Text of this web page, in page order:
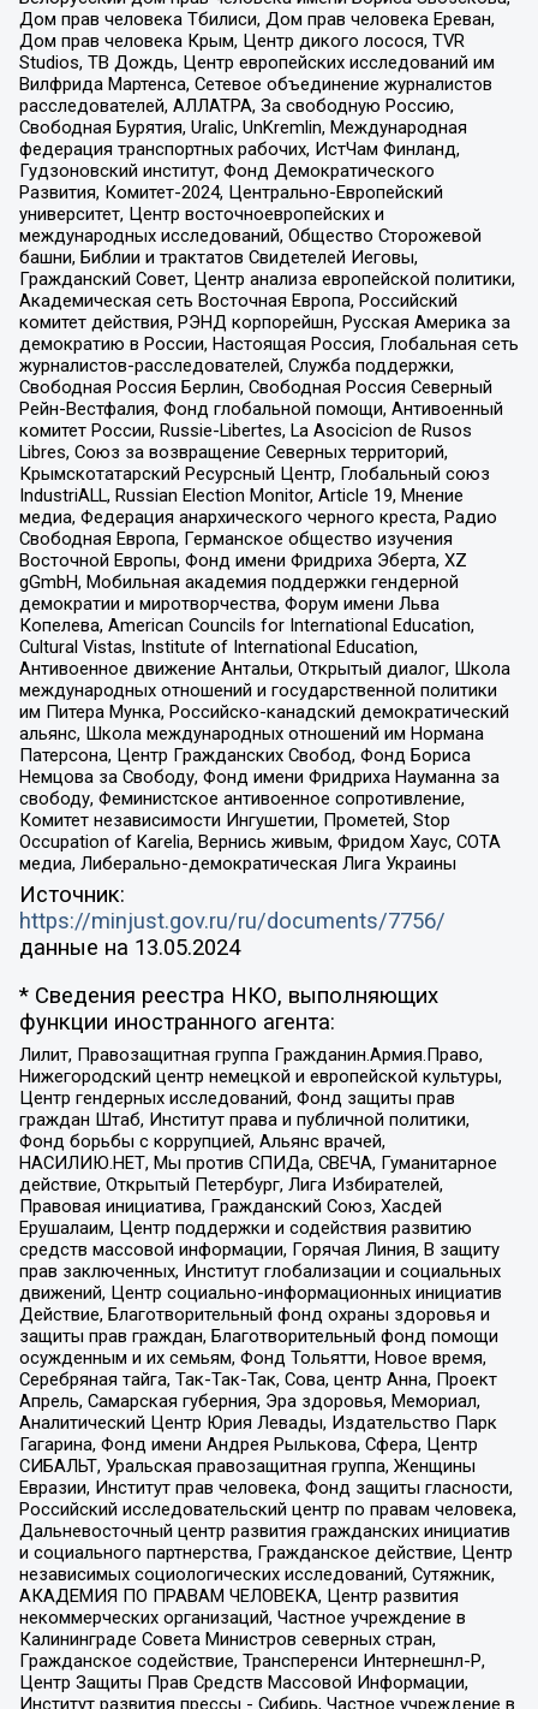
Дом прав человека Тбилиси, Дом прав человека Ереван,
Дом прав человека Крым, Центр дикого лосося, TVR
Studios, ТВ Дождь, Центр европейских исследований им
Вилфрида Мартенса, Сетевое объединение журналистов
расследователей, АЛЛАТРА, За свободную Россию,
Свободная Бурятия, Uralic, UnKremlin, Международная
федерация транспортных рабочих, ИстЧам Финланд,
Гудзоновский институт, Фонд Демократического
Развития, Комитет-2024, Центрально-Европейский
университет, Центр восточноевропейских и
международных исследований, Общество Сторожевой
башни, Библии и трактатов Свидетелей Иеговы,
Гражданский Совет, Центр анализа европейской политики,
Академическая сеть Восточная Европа, Российский
комитет действия, РЭНД корпорейшн, Русская Америка за
демократию в России, Настоящая Россия, Глобальная сеть
журналистов-расследователей, Служба поддержки,
Свободная Россия Берлин, Свободная Россия Северный
Рейн-Вестфалия, Фонд глобальной помощи, Антивоенный
комитет России, Russie-Libertes, La Asocicion de Rusos
Libres, Союз за возвращение Северных территорий,
Крымскотатарский Ресурсный Центр, Глобальный союз
IndustriALL, Russian Election Monitor, Article 19, Мнение
медиа, Федерация анархического черного креста, Радио
Свободная Европа, Германское общество изучения
Восточной Европы, Фонд имени Фридриха Эберта, XZ
gGmbH, Мобильная академия поддержки гендерной
демократии и миротворчества, Форум имени Льва
Копелева, American Councils for International Education,
Cultural Vistas, Institute of International Education,
Антивоенное движение Антальи, Открытый диалог, Школа
международных отношений и государственной политики
им Питера Мунка, Российско-канадский демократический
альянс, Школа международных отношений им Нормана
Патерсона, Центр Гражданских Свобод, Фонд Бориса
Немцова за Свободу, Фонд имени Фридриха Науманна за
свободу, Феминистское антивоенное сопротивление,
Комитет независимости Ингушетии, Прометей, Stop
Occupation of Karelia, Вернись живым, Фридом Хаус, СОТА
медиа, Либерально-демократическая Лига Украины
Источник:
https://minjust.gov.ru/ru/documents/7756/
данные на 13.05.2024
* Сведения реестра НКО, выполняющих
функции иностранного агента:
Лилит, Правозащитная группа Гражданин.Армия.Право,
Нижегородский центр немецкой и европейской культуры,
Центр гендерных исследований, Фонд защиты прав
граждан Штаб, Институт права и публичной политики,
Фонд борьбы с коррупцией, Альянс врачей,
НАСИЛИЮ.НЕТ, Мы против СПИДа, СВЕЧА, Гуманитарное
действие, Открытый Петербург, Лига Избирателей,
Правовая инициатива, Гражданский Союз, Хасдей
Ерушалаим, Центр поддержки и содействия развитию
средств массовой информации, Горячая Линия, В защиту
прав заключенных, Институт глобализации и социальных
движений, Центр социально-информационных инициатив
Действие, Благотворительный фонд охраны здоровья и
защиты прав граждан, Благотворительный фонд помощи
осужденным и их семьям, Фонд Тольятти, Новое время,
Серебряная тайга, Так-Так-Так, Сова, центр Анна, Проект
Апрель, Самарская губерния, Эра здоровья, Мемориал,
Аналитический Центр Юрия Левады, Издательство Парк
Гагарина, Фонд имени Андрея Рылькова, Сфера, Центр
СИБАЛЬТ, Уральская правозащитная группа, Женщины
Евразии, Институт прав человека, Фонд защиты гласности,
Российский исследовательский центр по правам человека,
Дальневосточный центр развития гражданских инициатив
и социального партнерства, Гражданское действие, Центр
независимых социологических исследований, Сутяжник,
АКАДЕМИЯ ПО ПРАВАМ ЧЕЛОВЕКА, Центр развития
некоммерческих организаций, Частное учреждение в
Калининграде Совета Министров северных стран,
Гражданское содействие, Трансперенси Интернешнл-Р,
Центр Защиты Прав Средств Массовой Информации,